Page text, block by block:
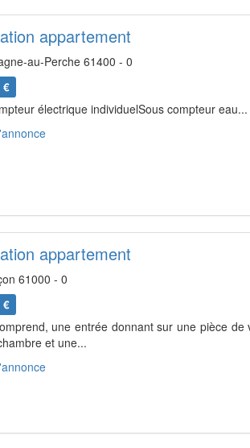
appartement
au-Perche 61400 - 0
€
électrique individuelSous compteur eau...
appartement
61000 - 0
€
une entrée donnant sur une pièce de
et une...